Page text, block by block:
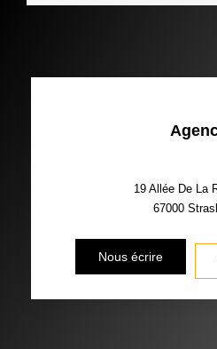
19 Allée De La
67000
Nous écrire